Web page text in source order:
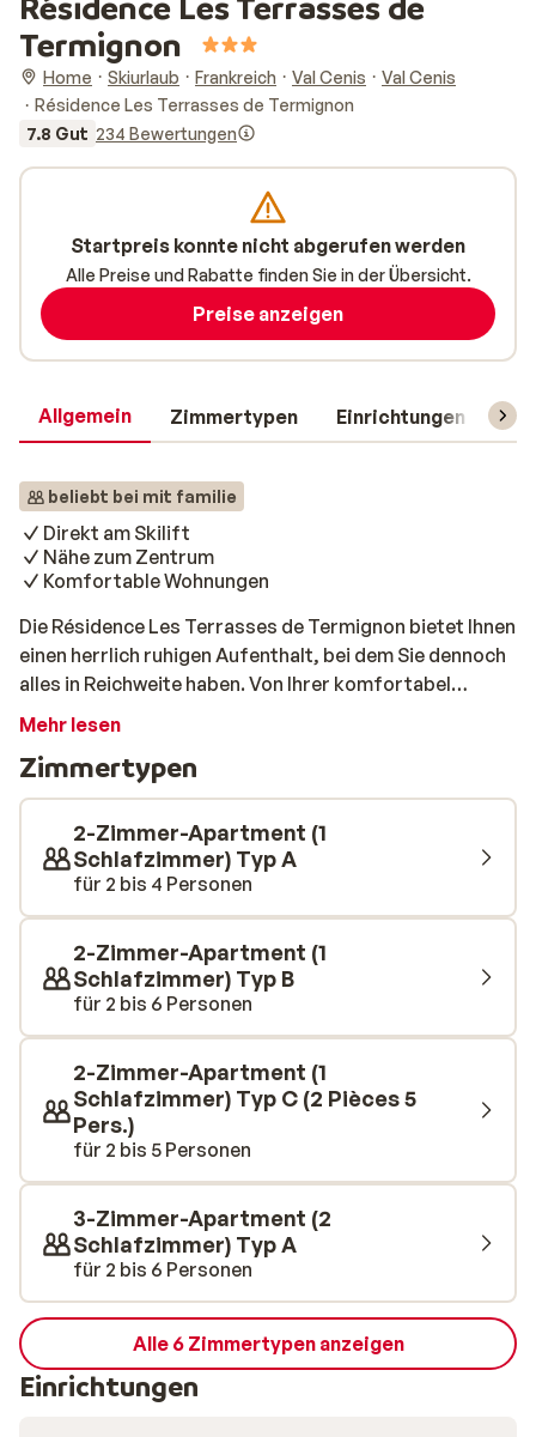
Termignon
Home Skiurlaub Frankreich Val Cenis
Val Cenis
Résidence Les Terrasses de Termignon
7.8 Gut 234 Bewertungen
Allgemein Zimmertypen Einrichtungen
beliebt bei mit familie
Direkt am Skilift
Nähe zum Zentrum
Komfortable Wohnungen
Die Résidence Les Terrasses de Termignon bietet Ihnen
einen herrlich ruhigen Aufenthalt, bei dem Sie dennoch
alles in Reichweite haben. Von Ihrer komfortabel
eingerichteten Wohnung aus haben Sie einen herrlichen
Residenz befindet sich in der Nähe des Skilifts, der
Ihnen einen einfachen Zugang zum Skigebiet Val Cenis
ermöglicht. Dieser Lift bringt Sie in das benachbarte
Skigebiet Val Cenis, wo Sie die schönen, breiten Pisten
dieses Skigebiets genießen können. Das historische
Zentrum von Termignon liegt nur wenige Gehminuten
entfernt. Die Résidence Les Terrasses de Termignon
ist also eine ausgezeichnete Urlaubsadresse für einen
herrlichen Wintersporturlaub!
Mehr lesen
Zimmertypen
2-Zimmer-Apartment (1
Schlafzimmer) Typ A
für 2 bis 4 Personen
2-Zimmer-Apartment (1
Schlafzimmer) Typ B
für 2 bis 6 Personen
2-Zimmer-Apartment (1
Schlafzimmer) Typ C (2 Pièces 5
Pers.)
für 2 bis 5 Personen
3-Zimmer-Apartment (2
Schlafzimmer) Typ A
für 2 bis 6 Personen
Alle 6 Zimmertypen anzeigen
Einrichtungen
Startpreis konnte nicht abgerufen werden
Alle Preise und Rabatte finden Sie in der Übersicht.
Preise anzeigen